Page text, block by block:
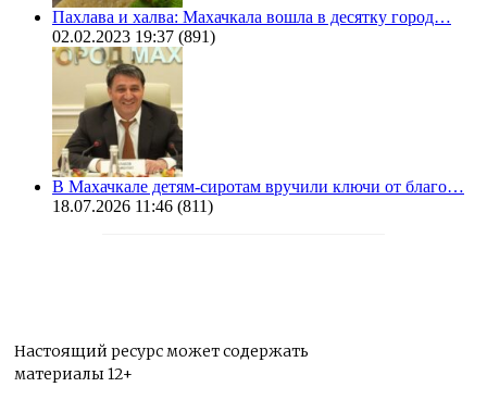
Пахлава и халва: Махачкала вошла в десятку город…
02.02.2023 19:37 (891)
В Махачкале детям-сиротам вручили ключи от благо…
18.07.2026 11:46 (811)
Настоящий ресурс может содержать
материалы 12+